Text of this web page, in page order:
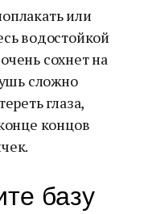
или
водостойкой
сохнет на
сложно
глаза,
концов
базу